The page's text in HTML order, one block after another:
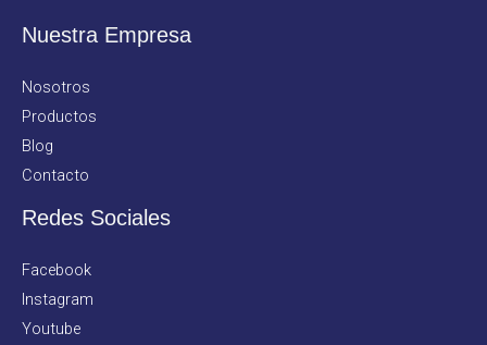
Nuestra Empresa
Nosotros
Productos
Blog
Contacto
Redes Sociales
Facebook
Instagram
Youtube